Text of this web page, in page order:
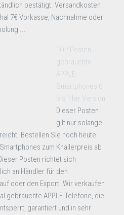
bestätigt. Versandkosten
7€ Vorkasse, Nachnahme oder
...
TOP Posten
gebrauchte
APPLE
Smartphones 6
bis 11er Version
Dieser Posten
gilt nur solange
Bestellen Sie noch heute
zum Knallerpreis ab
Posten richtet sich
an Händler für den
oder den Export. Wir verkaufen
gebrauchte APPLE-Telefone, die
garantiert und in sehr